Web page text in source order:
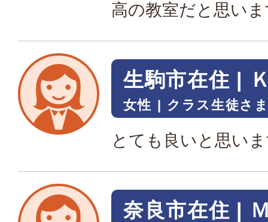
高の教室だと思い
生駒市在住 |
女性 クラス生徒さ
とても良いと思い
奈良市在住 |